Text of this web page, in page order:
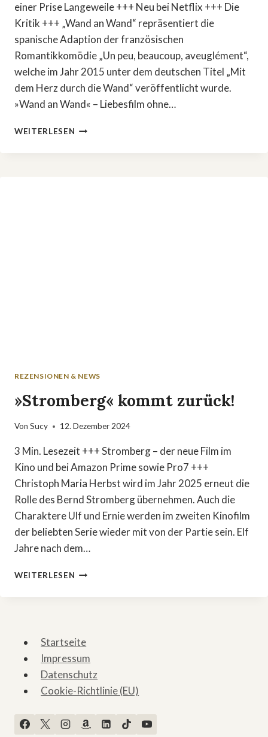
einer Prise Langeweile +++ Neu bei Netflix +++ Die
Kritik +++ „Wand an Wand“ repräsentiert die
spanische Adaption der französischen
Romantikkomödie „Un peu, beaucoup, aveuglément“,
welche im Jahr 2015 unter dem deutschen Titel „Mit
dem Herz durch die Wand“ veröffentlicht wurde.
»Wand an Wand« – Liebesfilm ohne…
WEITERLESEN »WAND
WAND«
REZENSIONEN & NEWS
»Stromberg« kommt zurück!
Von Sucy 12. Dezember 2024
3 Min. Lesezeit +++ Stromberg – der neue Film im
Kino und bei Amazon Prime sowie Pro7 +++
Christoph Maria Herbst wird im Jahr 2025 erneut die
Rolle des Bernd Stromberg übernehmen. Auch die
Charaktere Ulf und Ernie werden im zweiten Kinofilm
der beliebten Serie wieder mit von der Partie sein. Elf
Jahre nach dem…
WEITERLESEN »STROMBERG«
ZURÜCK!
Startseite
Impressum
Datenschutz
Cookie-Richtlinie (EU)